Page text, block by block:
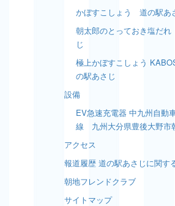
かぼすこしょう 道の駅あ
朝太郎のとっておき塩だ
じ
極上かぼすこしょう
の駅あさじ
設備
EV急速充電器 中九州自動
線 九州大分県豊後大野市
アクセス
報道履歴 道の駅あさじに関す
朝地フレンドクラブ
サイトマップ